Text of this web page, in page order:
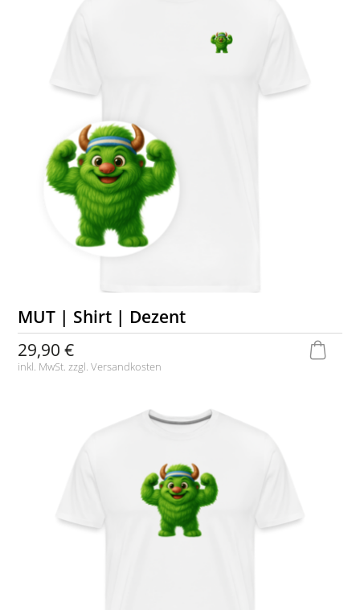
MUT | Shirt | Dezent
29,90 €
inkl. MwSt. zzgl.Versandkosten